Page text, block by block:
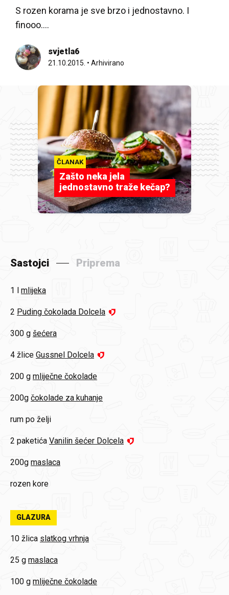
S rozen korama je sve brzo i jednostavno. I
finooo....
svjetla6
21.10.2015. • Arhivirano
ČLANAK
Zašto neka jela
jednostavno traže kečap?
Sastojci Priprema
1 l mlijeka
2 Puding čokolada Dolcela
300 g šećera
4 žlice Gussnel Dolcela
200 g mliječne čokolade
200g čokolade za kuhanje
rum po želji
2 paketića Vanilin šećer Dolcela
200g maslaca
rozen kore
GLAZURA
10 žlica slatkog vrhnja
25 g maslaca
100 g mliječne čokolade